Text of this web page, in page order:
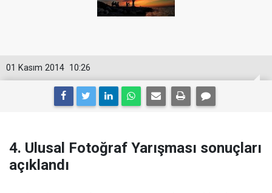
10:26
01 Kasım 2014
4. Ulusal Fotoğraf Yarışması sonuçları
açıklandı